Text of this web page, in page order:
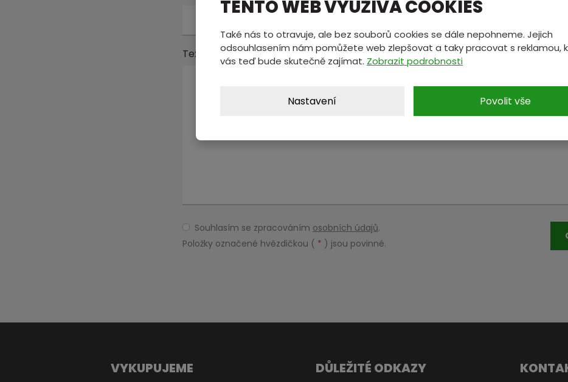
Text zprávy*
Souhlasím
se
zpracováním
Souhlasím se zpracováním osobních údajů.
Položky označené hvězdičkou ( * ) jsou povinné.
VYKUPUJEME DŮLEŽITÉ ODKAZY
TENTO WEB VYUŽÍVÁ COOKIES
Také nás to otravuje, ale bez souborů cookies se dále nepohneme. Jejich
odsouhlasením nám pomůžete web zlepšovat a taky pracovat s reklamou,
vás teď bude skutečně zajímat. Zobrazit podrobnosti
Nastavení Povolit vše